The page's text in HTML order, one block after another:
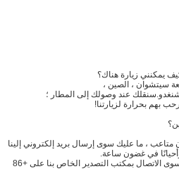
سيتشوان ، الصين ،
بهم بحرارة لزيارتنا!
، ما عليك سوى إرسال بريد إلكتروني إلينا
إذا كنت بحاجة إلى مشورة ، فما عليك سوى الاتصال بمكتب التصدير الخاص بنا على +86